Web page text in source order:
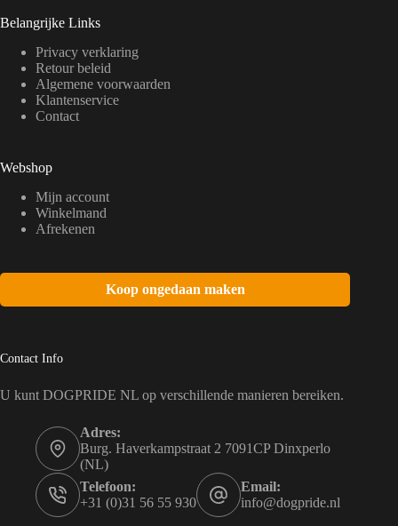
Belangrijke Links
Privacy verklaring
Retour beleid
Algemene voorwaarden
Klantenservice
Contact
Webshop
Mijn account
Winkelmand
Afrekenen
Koop ongedaan maken
Contact Info
U kunt DOGPRIDE NL op verschillende manieren bereiken.
Adres:
Burg. Haverkampstraat 2 7091CP Dinxperlo
(NL)
Telefoon:
+31 (0)31 56 55 930
Email:
info@dogpride.nl